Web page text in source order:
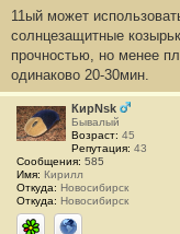
о
б
щ
н
и
е
#
5
11ый может
солнцезащитные
прочностью, но менее
одинаково 20-30мин.
КирNsk
Бывалый
Возраст: 45
Репутация: 43
Сообщения: 585
Имя: Кирилл
Откуда: Новосибирск
Откуда: Новосибирск